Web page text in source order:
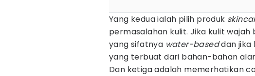
Yang kedua ialah pilih produk
permasalahan kulit. Jika kulit wajah
yang sifatnya water-baseddan jika
yang terbuat dari bahan-bahan
Dan ketiga adalah memerhatikan